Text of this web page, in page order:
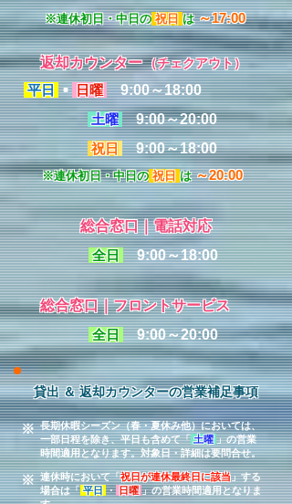
※連休初日・中日の 祝日 は～17:00
返却カウンター（チェクアウト）
平日 ・ 日曜
9:00～18:00
土曜
9:00～20:00
祝日
9:00～18:00
※連休初日・中日の 祝日 は～20:00
総合窓口｜電話対応
全日
9:00～18:00
総合窓口｜フロントサービス
全日
9:00～20:00
貸出 ＆ 返却カウンターの営業補足事項
※ 長期休暇シーズン（春・夏休み他）においては、
一部日程を除き、平日も含めて「 土曜」の営業
時間適用となります。対象日・詳細は要問合せ。
※ 連休時において「祝日が連休最終日に該当」する
場合は「平日 ・ 日曜」の営業時間適用となりま